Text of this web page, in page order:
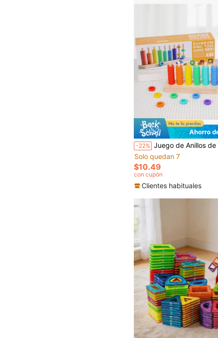
Ahorro
-22% Juego de Anillos de Madera Arcoíris, Clasificación de Colores y Entrenamiento Sensorial de Coordinación Mano-Ojo y Pensamiento,
Solo quedan 7
$10.49
con cupón
Clientes habituales